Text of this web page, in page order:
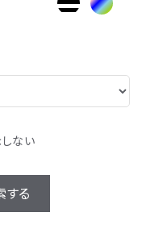
ない
する